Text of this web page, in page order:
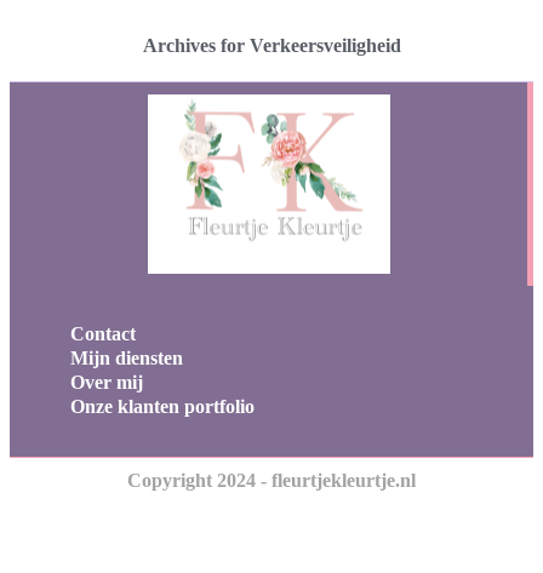
Archives for Verkeersveiligheid
Contact
Mijn diensten
Over mij
Onze klanten portfolio
Copyright 2024 - fleurtjekleurtje.nl